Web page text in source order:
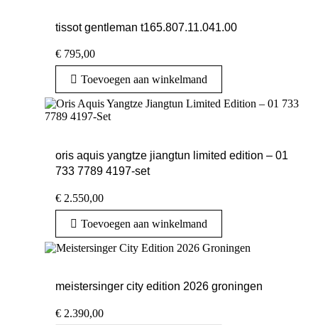
tissot gentleman t165.807.11.041.00
€ 795,00
Toevoegen aan winkelmand
oris aquis yangtze jiangtun limited edition – 01
733 7789 4197-set
€ 2.550,00
Toevoegen aan winkelmand
meistersinger city edition 2026 groningen
€ 2.390,00